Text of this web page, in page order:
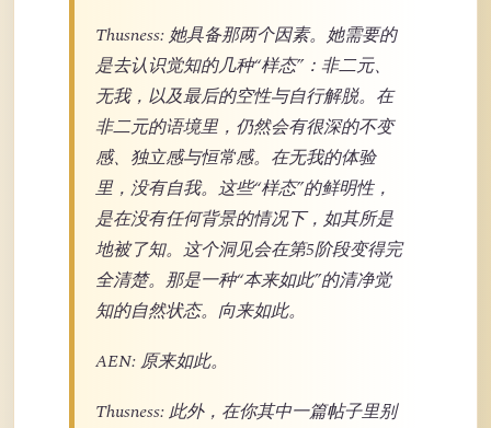
Thusness: 她具备那两个因素。她需要的
是去认识觉知的几种“样态”：非二元、
无我，以及最后的空性与自行解脱。在
非二元的语境里，仍然会有很深的不变
感、独立感与恒常感。在无我的体验
里，没有自我。这些“样态”的鲜明性，
是在没有任何背景的情况下，如其所是
地被了知。这个洞见会在第5阶段变得完
全清楚。那是一种“本来如此”的清净觉
知的自然状态。向来如此。
AEN: 原来如此。
Thusness: 此外，在你其中一篇帖子里别